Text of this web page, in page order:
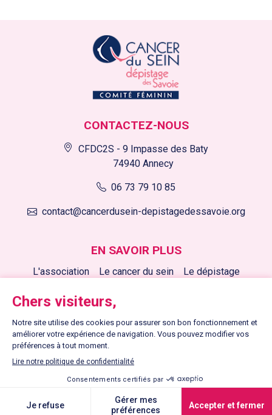
CONTACTEZ-NOUS
CFDC2S - 9 Impasse des Baty
74940 Annecy
06 73 79 10 85
contact@cancerdusein-depistagedessavoie.org
EN SAVOIR PLUS
L'association Le cancer du sein
Le dépistage
LIENS UTILES
Contactez-nous
Copyright © 2026 Cancer du sein, dépistage des Savoie - Tous
droits réservés